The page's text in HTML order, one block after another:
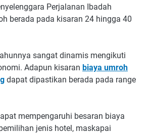
Perjalanan Ibadah
berada pada kisaran 24 hingga 40
sangat dinamis mengikuti
Adapun kisaran biaya umroh
dapat dipastikan berada pada range
mempengaruhi besaran biaya
jenis hotel, maskapai